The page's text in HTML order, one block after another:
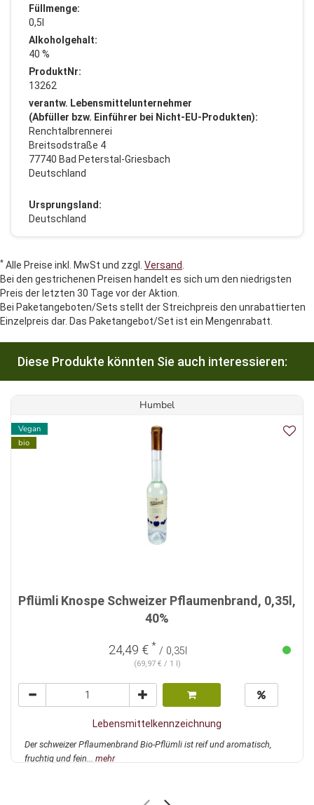
Füllmenge:
0,5l
Alkoholgehalt:
40 %
ProduktNr:
13262
verantw. Lebensmittelunternehmer
(Abfüller bzw. Einführer bei Nicht-EU-Produkten):
Renchtalbrennerei
Breitsodstraße 4
77740 Bad Peterstal-Griesbach
Deutschland
Ursprungsland:
Deutschland
* Alle Preise inkl. MwSt und zzgl. Versand
Bei den gestrichenen Preisen handelt es sich um den niedrigsten
Preis der letzten 30 Tage vor der Aktion.
Bei Paketangeboten/Sets stellt der Streichpreis den unrabattierten
Einzelpreis dar. Das Paketangebot/Set ist ein Mengenrabatt.
Diese Produkte könnten Sie auch interessieren:
Humbel
Vegan
bio
Pflümli Knospe Schweizer Pflaumenbrand, 0,35l,
40%
24,49 € * / 0,35l
(69,97 € / 1 l)
Lebensmittelkennzeichnung
Der schweizer Pflaumenbrand Bio-Pflümli ist reif und aromatisch,
fruchtig und fein... mehr